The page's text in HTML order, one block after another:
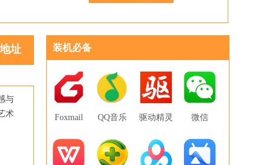
址
与
术
装机必备
Foxmail QQ音乐 驱动精灵 微信